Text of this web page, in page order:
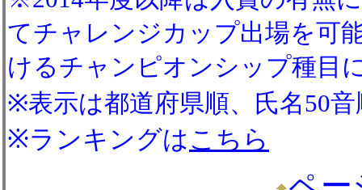
てチャレンジカップ出場を可
けるチャンピオンシップ種目
※表示は都道府県順、氏名50音
※ランキングはこちら